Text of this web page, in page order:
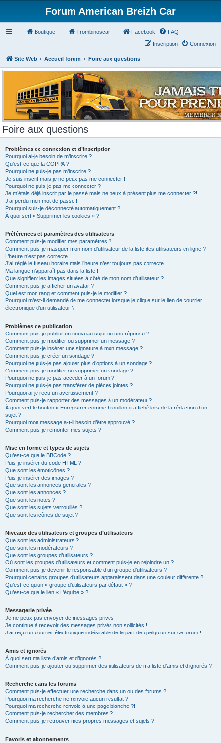
Forum American Breizh Car
Boutique Trombinoscar Facebook FAQ
Connexion
Inscription
Site Web Accueil forum Foire aux questions
Foire aux questions
Problèmes de connexion et d’inscription
Pourquoi ai-je besoin de m’inscrire ?
Qu’est-ce que la COPPA ?
Pourquoi ne puis-je pas m’inscrire ?
Je suis inscrit mais je ne peux pas me connecter !
Pourquoi ne puis-je pas me connecter ?
Je m’étais déjà inscrit par le passé mais ne peux à présent plus me connecter ?!
J’ai perdu mon mot de passe !
Pourquoi suis-je déconnecté automatiquement ?
À quoi sert « Supprimer les cookies » ?
Préférences et paramètres des utilisateurs
Comment puis-je modifier mes paramètres ?
Comment puis-je masquer mon nom d’utilisateur de la liste des utilisateurs en ligne ?
L’heure n’est pas correcte !
J’ai réglé le fuseau horaire mais l’heure n’est toujours pas correcte !
Ma langue n’apparaît pas dans la liste !
Que signifient les images situées à côté de mon nom d’utilisateur ?
Comment puis-je afficher un avatar ?
Quel est mon rang et comment puis-je le modifier ?
Pourquoi m’est-il demandé de me connecter lorsque je clique sur le lien de courrier
électronique d’un utilisateur ?
Problèmes de publication
Comment puis-je publier un nouveau sujet ou une réponse ?
Comment puis-je modifier ou supprimer un message ?
Comment puis-je insérer une signature à mon message ?
Comment puis-je créer un sondage ?
Pourquoi ne puis-je pas ajouter plus d’options à un sondage ?
Comment puis-je modifier ou supprimer un sondage ?
Pourquoi ne puis-je pas accéder à un forum ?
Pourquoi ne puis-je pas transférer de pièces jointes ?
Pourquoi ai-je reçu un avertissement ?
Comment puis-je rapporter des messages à un modérateur ?
À quoi sert le bouton « Enregistrer comme brouillon » affiché lors de la rédaction d’un
sujet ?
Pourquoi mon message a-t-il besoin d’être approuvé ?
Comment puis-je remonter mes sujets ?
Mise en forme et types de sujets
Qu’est-ce que le BBCode ?
Puis-je insérer du code HTML ?
Que sont les émoticônes ?
Puis-je insérer des images ?
Que sont les annonces générales ?
Que sont les annonces ?
Que sont les notes ?
Que sont les sujets verrouillés ?
Que sont les icônes de sujet ?
Niveaux des utilisateurs et groupes d’utilisateurs
Que sont les administrateurs ?
Que sont les modérateurs ?
Que sont les groupes d’utilisateurs ?
Où sont les groupes d’utilisateurs et comment puis-je en rejoindre un ?
Comment puis-je devenir le responsable d’un groupe d’utilisateurs ?
Pourquoi certains groupes d’utilisateurs apparaissent dans une couleur différente ?
Qu’est-ce qu’un « groupe d’utilisateurs par défaut » ?
Qu’est-ce que le lien « L’équipe » ?
Messagerie privée
Je ne peux pas envoyer de messages privés !
Je continue à recevoir des messages privés non sollicités !
J’ai reçu un courrier électronique indésirable de la part de quelqu’un sur ce forum !
Amis et ignorés
À quoi sert ma liste d’amis et d’ignorés ?
Comment puis-je ajouter ou supprimer des utilisateurs de ma liste d’amis et d’ignorés ?
Recherche dans les forums
Comment puis-je effectuer une recherche dans un ou des forums ?
Pourquoi ma recherche ne renvoie aucun résultat ?
Pourquoi ma recherche renvoie à une page blanche ?!
Comment puis-je rechercher des membres ?
Comment puis-je retrouver mes propres messages et sujets ?
Favoris et abonnements